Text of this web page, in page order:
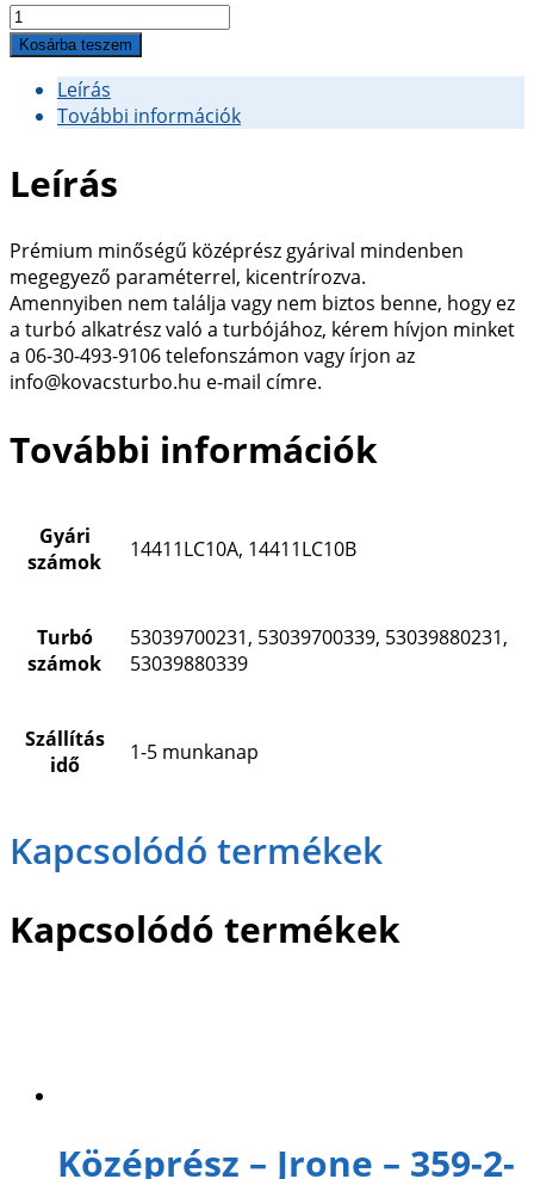
Középrész
-
Motor
2-
2
Kosárba teszem
Leírás
További információk
Leírás
Prémium minőségű középrész gyárival mindenben
megegyező paraméterrel, kicentrírozva.
Amennyiben nem találja vagy nem biztos benne, hogy ez
a turbó alkatrész való a turbójához, kérem hívjon minket
a 06-30-493-9106 telefonszámon vagy írjon az
info@kovacsturbo.hu e-mail címre.
További információk
Gyári
számok
14411LC10A, 14411LC10B
Turbó
számok
53039700231, 53039700339, 53039880231,
53039880339
Szállítás
idő
1-5 munkanap
Kapcsolódó termékek
Kapcsolódó termékek
Középrész – Jrone – 359-2-